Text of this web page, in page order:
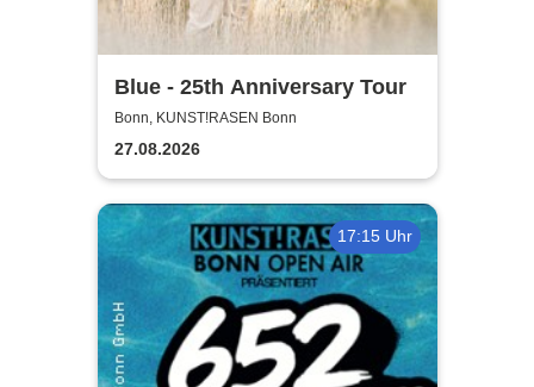
Blue - 25th Anniversary Tour
Bonn, KUNST!RASEN Bonn
27.08.2026
17:15 Uhr